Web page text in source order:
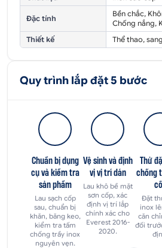
Đặc tính
Bền chắc,
Chống nắng,
Thiết kế
Thể thao,
Quy trình lắp đặt 5 bước
Chuẩn bị dụng
cụ và kiểm tra
sản phẩm
Lau sạch cốp
sau, chuẩn bị
khăn, băng keo,
kiểm tra tấm
chống trầy inox
nguyên vẹn.
Vệ sinh và định
vị vị trí dán
Lau khô bề mặt
sơn cốp, xác
định vị trí lắp
chính xác cho
Everest 2016-
2020.
Thử
chống
Đặt
inox
căn
đối